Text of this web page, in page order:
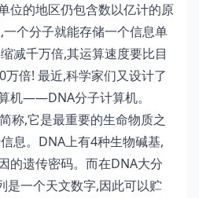
位的地区仍包含数以亿计的原
个分子就能存储一个信息单
减千万倍,其运算速度要比目
倍! 最近,科学家们又设计了
机——DNA分子计算机。
称,它是最重要的生命物质之
息。DNA上有4种生物碱基,
的遗传密码。而在DNA大分
是一个天文数字,因此可以贮